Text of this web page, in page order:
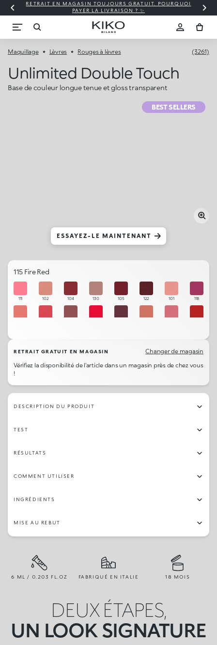
RETRAIT EN MAGASIN TOUJOURS GRATUIT. POURQUOI
PAYER LA LIVRAISON ? ✨
Maquillage Lèvres Rouges à lèvres (3261)
Unlimited Double Touch
Base de couleur longue tenue et gloss transparent
BEST SELLERS
ESSAYEZ-LE MAINTENANT
115 Fire Red
111 102 104 130 105 122 101 118
RETRAIT GRATUIT EN MAGASIN
Changer de magasin
Vérifiez la disponibilité de l'article dans un magasin près de chez vous
!
DESCRIPTION DU PRODUIT
TEST
RÉSULTATS
COMMENT UTILISER
INGRÉDIENTS
MISE AU REBUT
6 ML / 0.203 FL.OZ FABRIQUÉ EN ITALIE 18 MOIS
DEUX ÉTAPES,
UN LOOK SIGNATURE